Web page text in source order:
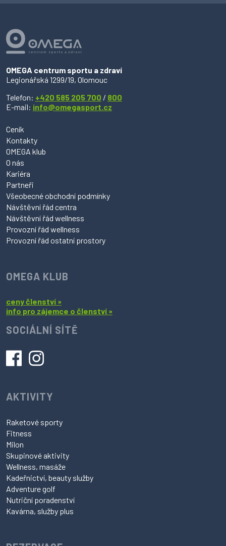
OMEGA centrum sportu a zdraví
Legionářská 1299/19, Olomouc
Telefon: +420 585 205 700 / 800
E-mail: info@omegasport.cz
Ceník
Kontakty
OMEGA klub
O nás
Kariéra
Partneři
Všeobecné obchodní podmínky
Návštěvní řád centra
Návštěvní řád wellness
Provozní řád wellness
Provozní řád ostatní prostory
OMEGA KLUB
ceny členství »
info pro zájemce o členství »
SOCIÁLNÍ SÍTĚ
AKTIVITY
Raketové sporty
Fitness
Milon
Skupinové aktivity
Wellness, masáže
Kadeřnictví, beauty služby
Adventure golf
Nutriční poradenství
Kavárna, služby plus